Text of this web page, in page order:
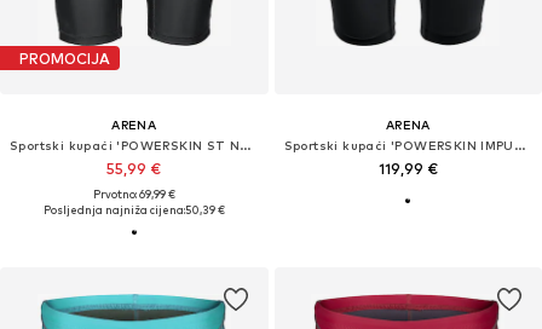
PROMOCIJA
ARENA
Sportski kupaći 'POWERSKIN ST NEXT JAMMER JR'
55,99 €
Prvotno: 69,99 €
Posljednja najniža cijena:50,39 €
ARENA
Sportski kupaći 'POWERSKIN IMPULSO JAMMER JR'
119,99 €